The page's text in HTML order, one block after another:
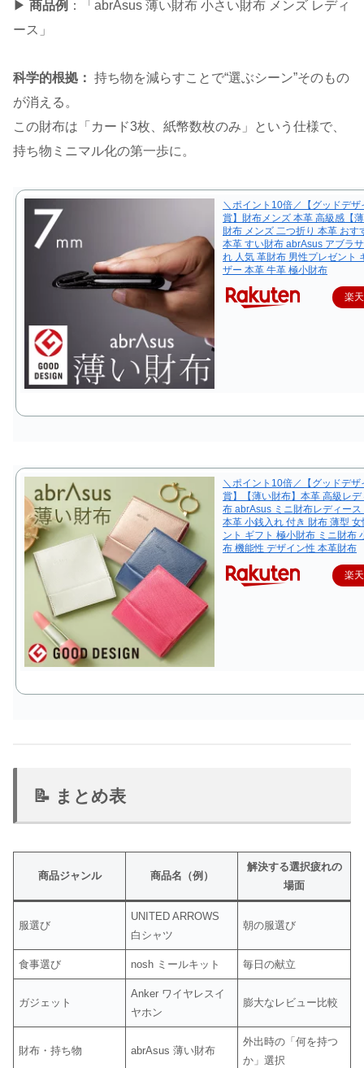
▶ 商品例 ：「abrAsus 薄い財布 小さい財布 メンズ レディ
ース」
科学的根拠： 持ち物を減らすことで“選ぶシーン”そのもの
が消える。
この財布は「カード3枚、紙幣数枚のみ」という仕様で、
持ち物ミニマル化の第一歩に。
＼ポイント10倍／【グッドデザ
賞】財布メンズ 本革 高級感【
財布 メンズ 二つ折り 本革 おす
本革 すい財布 abrAsus アブラ
れ 人気 革財布 男性プレゼント
ザー 本革 牛革 極小財布
楽
＼ポイント10倍／【グッドデザ
賞】【薄い財布】本革 高級レデ
布 abrAsus ミニ財布レディース
本革 小銭入れ 付き 財布 薄型
ント ギフト 極小財布 ミニ財布
布 機能性 デザイン性 本革財布
楽
📝 まとめ表
商品ジャンル 商品名（例）
解決する選択疲れの
場面
服選び
UNITED ARROWS
白シャツ
朝の服選び
食事選び nosh ミールキット 毎日の献立
ガジェット
Anker ワイヤレスイ
ヤホン
膨大なレビュー比較
財布・持ち物 abrAsus 薄い財布
外出時の「何を持つ
か」選択